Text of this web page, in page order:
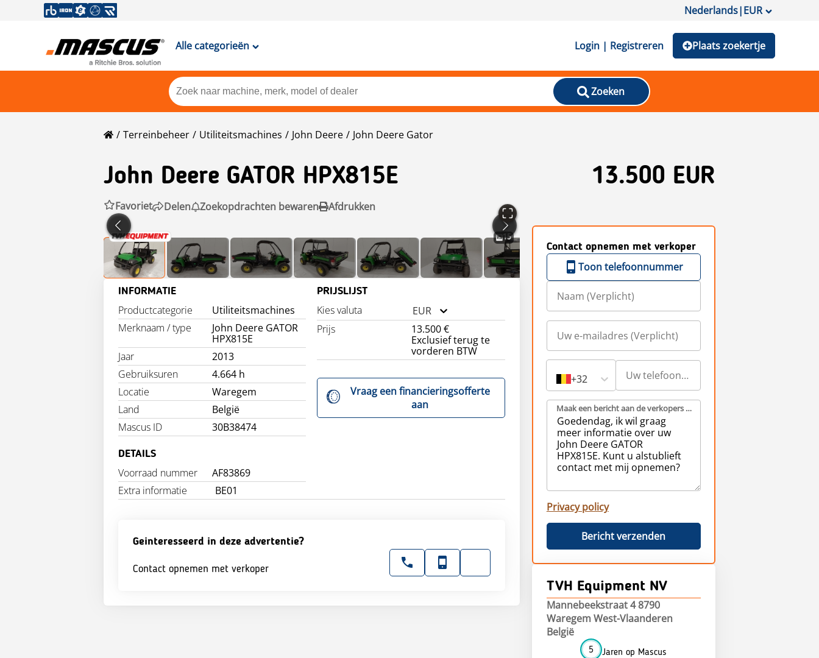
Nederlands|EUR
Alle categorieën Login | Registreren Plaats zoekertje
Zoeken
Terreinbeheer Utiliteitsmachines John Deere John Deere Gator
John Deere GATOR HPX815E 13.500 EUR
Favoriet Delen Zoekopdrachten bewaren Afdrukken
15
INFORMATIE
Productcategorie
Utiliteitsmachines
Merknaam / type
John Deere GATOR
HPX815E
Jaar
2013
Gebruiksuren
4.664 h
Locatie
Waregem
Land
België
Mascus ID
30B38474
PRIJSLIJST
Kies valuta
EUR
Prijs
13.500 €
Exclusief terug te
vorderen BTW
Vraag een financieringsofferte
aan
DETAILS
Voorraad nummer
AF83869
Extra informatie
BE01
Geinteresseerd in deze advertentie?
Contact opnemen met verkoper
Contact opnemen met verkoper
Toon telefoonnummer
+32
Maak een bericht aan de verkopers (Verplicht)
Privacy policy
Bericht verzenden
TVH Equipment NV
Mannebeekstraat 4 8790
Waregem West-Vlaanderen
België
5 Jaren op Mascus